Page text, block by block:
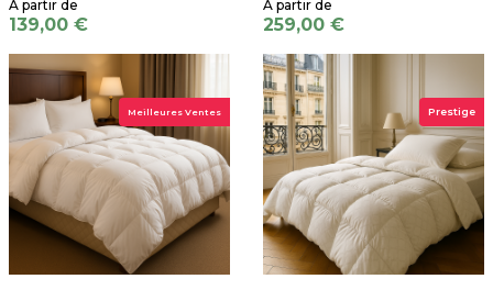
139,00 € 259,00 €
Meilleures Ventes Prestige